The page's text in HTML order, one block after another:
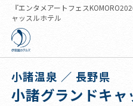
『エンタメアートフェス
ャッスルホテル
小諸温泉 ／ 長野県
小諸グランドキ